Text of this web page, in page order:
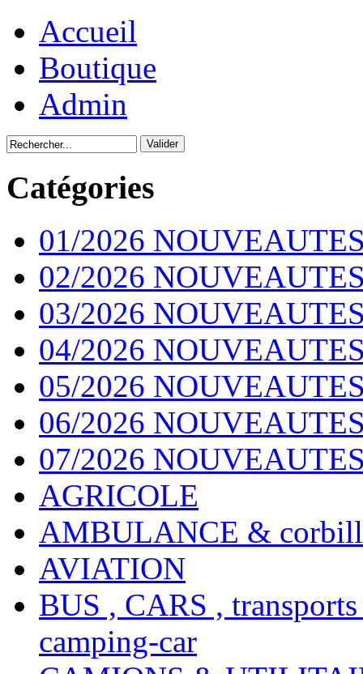
Accueil
Boutique
Admin
Catégories
01/2026
02/2026
03/2026
04/2026
05/2026
06/2026
07/2026
AGRICOLE
AMBULANCE &
AVIATION
BUS , CARS ,
camping-car